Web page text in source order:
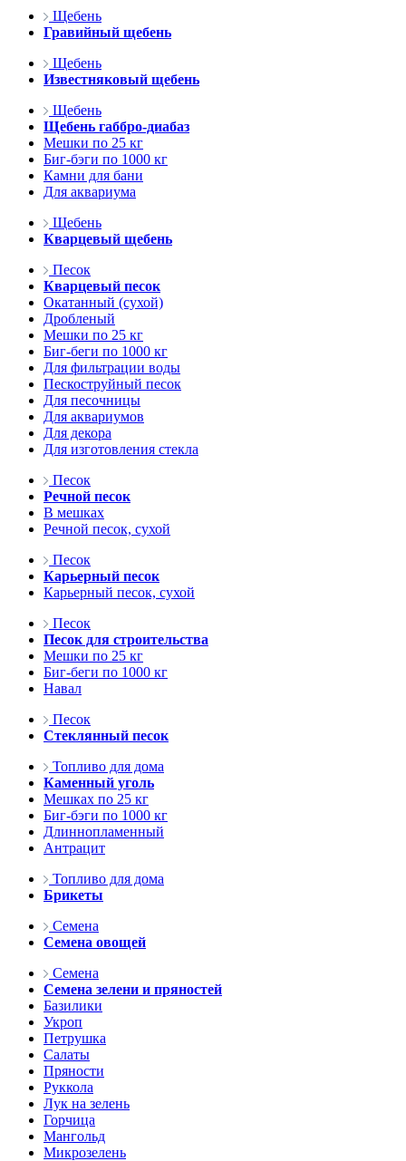
Щебень
Гравийный щебень
Щебень
Известняковый щебень
Щебень
Щебень габбро-диабаз
Мешки по 25 кг
Биг-бэги по 1000 кг
Камни для бани
Для аквариума
Щебень
Кварцевый щебень
Песок
Кварцевый песок
Окатанный (сухой)
Дробленый
Мешки по 25 кг
Биг-беги по 1000 кг
Для фильтрации воды
Пескоструйный песок
Для песочницы
Для аквариумов
Для декора
Для изготовления стекла
Песок
Речной песок
В мешках
Речной песок, сухой
Песок
Карьерный песок
Карьерный песок, сухой
Песок
Песок для строительства
Мешки по 25 кг
Биг-беги по 1000 кг
Навал
Песок
Стеклянный песок
Топливо для дома
Каменный уголь
Мешках по 25 кг
Биг-бэги по 1000 кг
Длиннопламенный
Антрацит
Топливо для дома
Брикеты
Семена
Семена овощей
Семена
Семена зелени и пряностей
Базилики
Укроп
Петрушка
Салаты
Пряности
Руккола
Лук на зелень
Горчица
Мангольд
Микрозелень